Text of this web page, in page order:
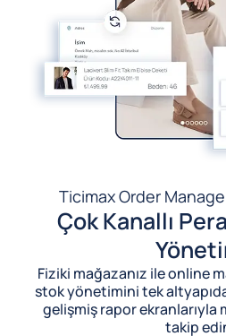
Ticimax Order
Çok Kanallı
Fiziki mağazanız ile online
stok yönetimini tek
gelişmiş rapor ekranlarıyla
takip